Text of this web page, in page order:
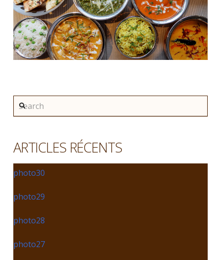
Search
ARTICLES RÉCENTS
photo30
photo29
photo28
photo27